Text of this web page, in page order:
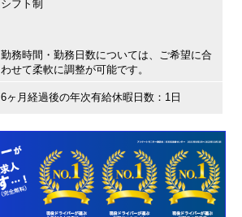
シフト制
勤務時間・勤務日数については、ご希望に合
わせて柔軟に調整が可能です。
6ヶ月経過後の年次有給休暇日数：1日